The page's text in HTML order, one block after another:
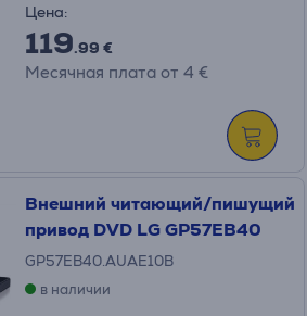
Цена:
119.99 €
Месячная плата от 4 €
Внешний читающий/пишущий
привод DVD LG GP57EB40
GP57EB40.AUAE10B
в наличии